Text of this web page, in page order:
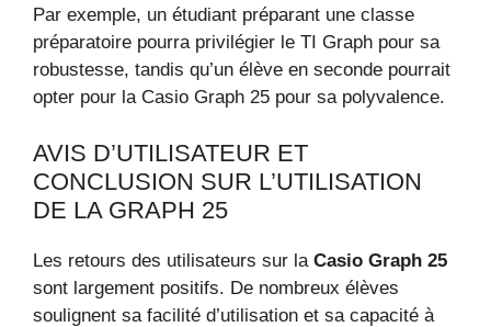
Par exemple, un étudiant préparant une classe
préparatoire pourra privilégier le TI Graph pour sa
robustesse, tandis qu’un élève en seconde pourrait
opter pour la Casio Graph 25 pour sa polyvalence.
AVIS D’UTILISATEUR ET
CONCLUSION SUR L’UTILISATION
DE LA GRAPH 25
Les retours des utilisateurs sur la Casio Graph 25
sont largement positifs. De nombreux élèves
soulignent sa facilité d’utilisation et sa capacité à